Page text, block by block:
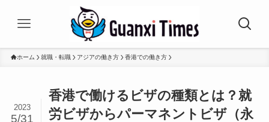
ホーム 就職・転職 アジアの働き方 香港での働き方
香港で働けるビザの種類とは？就
労ビザからパーマネントビザ（永
2023
5/31